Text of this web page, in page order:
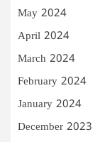
May 2024
April 2024
March 2024
February 2024
January 2024
December 2023